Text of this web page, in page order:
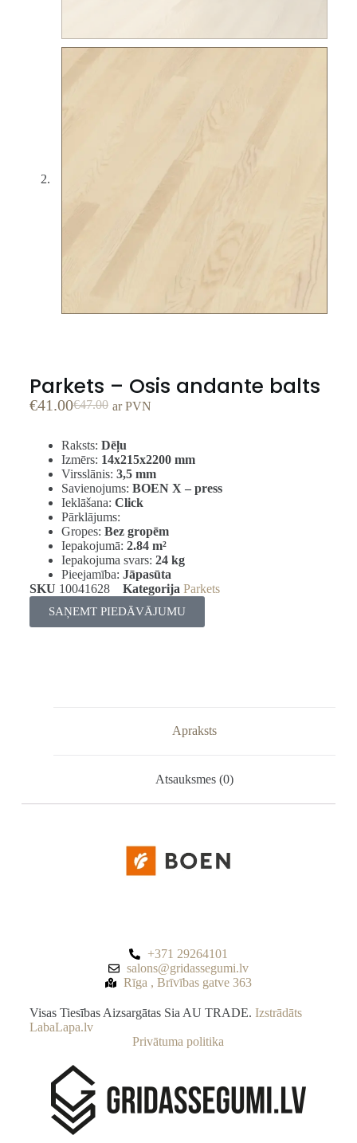
Parkets – Osis andante balts
€47.00
€41.00 ar PVN
Raksts: Dēļu
Izmērs: 14x215x2200 mm
Virsslānis: 3,5 mm
Savienojums: BOEN X – press
Ieklāšana: Click
Pārklājums:
Gropes: Bez gropēm
Iepakojumā: 2.84 m²
Iepakojuma svars: 24 kg
Pieejamība: Jāpasūta
SKU 10041628 Kategorija Parkets
SAŅEMT PIEDĀVĀJUMU
Apraksts
Atsauksmes (0)
+371 29264101
salons@gridassegumi.lv
Rīga , Brīvības gatve 363
Visas Tiesības Aizsargātas Sia AU TRADE. Izstrādāts
LabaLapa.lv
Privātuma politika